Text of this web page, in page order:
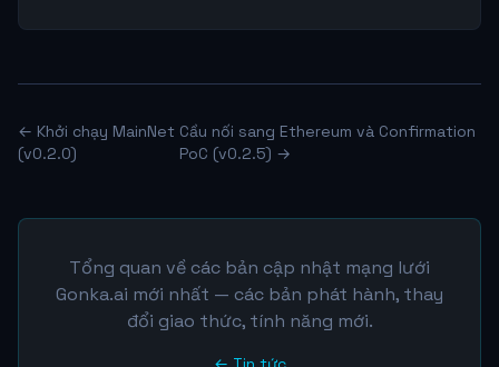
← Khởi chạy MainNet
(v0.2.0)
Cầu nối sang Ethereum và Confirmation
PoC (v0.2.5) →
Tổng quan về các bản cập nhật mạng lưới
Gonka.ai mới nhất — các bản phát hành, thay
đổi giao thức, tính năng mới.